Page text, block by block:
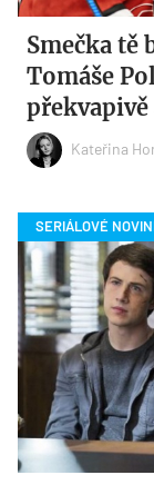
Smečka tě
Tomáše
Kateřina